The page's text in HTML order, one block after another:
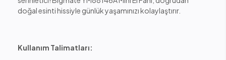
doğal esinti hissiyle günlük yaşamınızı kolaylaştırır.
Kullanım Talimatları: